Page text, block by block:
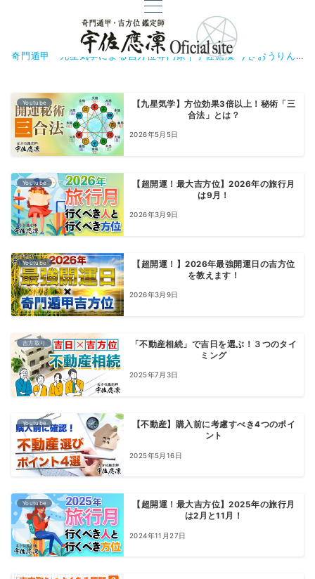
奇門遁甲・九星気学による吉方位専門家｜宇佐應凜 うさおうりん
Youtube
【九星気学】方位効果3倍以上！秘術「三
合法」とは？
2026年5月5日
Youtube
【超開運！最大吉方位】2026年の旅行月
は9月！
2026年3月9日
Youtube
【超開運！】2026年最強開運日の吉方位
を教えます！
2026年3月9日
吉方取り
「不動産相続」で吉日を選ぶ！３つのタイ
ミング
2025年7月3日
Youtube
【不動産】購入前に考慮すべき4つのポイ
ント
2025年5月16日
Youtube
【超開運！最大吉方位】2025年の旅行月
は2月と11月！
2024年11月27日